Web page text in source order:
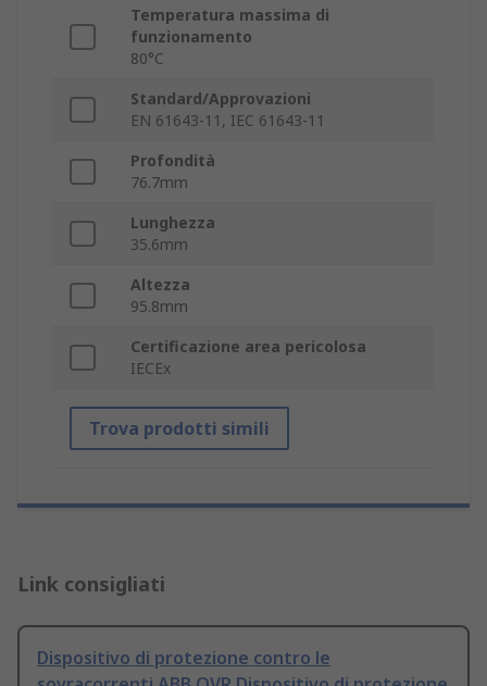
Temperatura massima di
funzionamento
80°C
Standard/Approvazioni
EN 61643-11, IEC 61643-11
Profondità
76.7mm
Lunghezza
35.6mm
Altezza
95.8mm
Certificazione area pericolosa
IECEx
Trova prodotti simili
Link consigliati
Dispositivo di protezione contro le